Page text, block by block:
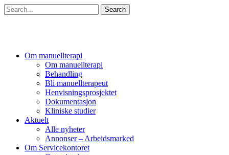
Search
Om manuellterapi
Om manuellterapi
Behandling
Bli manuellterapeut
Henvisningsprosjektet
Dokumentasjon
Kliniske studier
Aktuelt
Alle nyheter
Annonser – Arbeidsmarked
Om Servicekontoret